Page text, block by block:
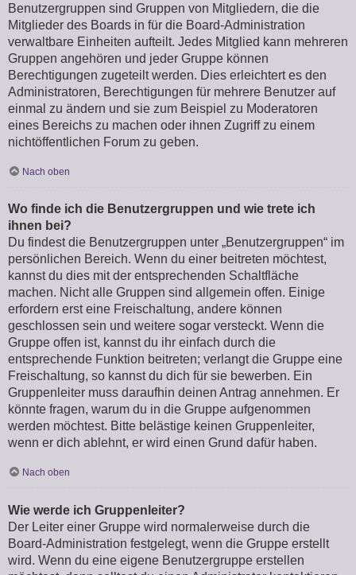
Benutzergruppen sind Gruppen von Mitgliedern, die die
Mitglieder des Boards in für die Board-Administration
verwaltbare Einheiten aufteilt. Jedes Mitglied kann mehreren
Gruppen angehören und jeder Gruppe können
Berechtigungen zugeteilt werden. Dies erleichtert es den
Administratoren, Berechtigungen für mehrere Benutzer auf
einmal zu ändern und sie zum Beispiel zu Moderatoren
eines Bereichs zu machen oder ihnen Zugriff zu einem
nichtöffentlichen Forum zu geben.
Nach oben
Wo finde ich die Benutzergruppen und wie trete ich
ihnen bei?
Du findest die Benutzergruppen unter „Benutzergruppen“ im
persönlichen Bereich. Wenn du einer beitreten möchtest,
kannst du dies mit der entsprechenden Schaltfläche
machen. Nicht alle Gruppen sind allgemein offen. Einige
erfordern erst eine Freischaltung, andere können
geschlossen sein und weitere sogar versteckt. Wenn die
Gruppe offen ist, kannst du ihr einfach durch die
entsprechende Funktion beitreten; verlangt die Gruppe eine
Freischaltung, so kannst du dich für sie bewerben. Ein
Gruppenleiter muss daraufhin deinen Antrag annehmen. Er
könnte fragen, warum du in die Gruppe aufgenommen
werden möchtest. Bitte belästige keinen Gruppenleiter,
wenn er dich ablehnt, er wird einen Grund dafür haben.
Nach oben
Wie werde ich Gruppenleiter?
Der Leiter einer Gruppe wird normalerweise durch die
Board-Administration festgelegt, wenn die Gruppe erstellt
wird. Wenn du eine eigene Benutzergruppe erstellen